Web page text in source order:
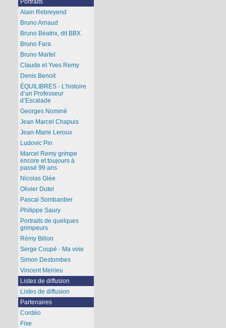
Portraits
Alain Rebreyend
Bruno Arnaud
Bruno Béatrix, dit BBX
Bruno Fara
Bruno Martel
Claude et Yves Remy
Denis Benoit
ÉQUILIBRES - L’histoire
d’un Professeur
d’Escalade
Georges Nominé
Jean Marcel Chapuis
Jean-Marie Leroux
Ludovic Pin
Marcel Remy grimpe
encore et toujours à
passé 99 ans
Nicolas Glée
Olivier Dutel
Pascal Sombardier
Philippe Saury
Portraits de quelques
grimpeurs
Rémy Billon
Serge Coupé - Ma voie
Simon Destombes
Vincent Meirieu
Listes de diffusion
Listes de diffusion
Partenaires
Cordéo
Fixe